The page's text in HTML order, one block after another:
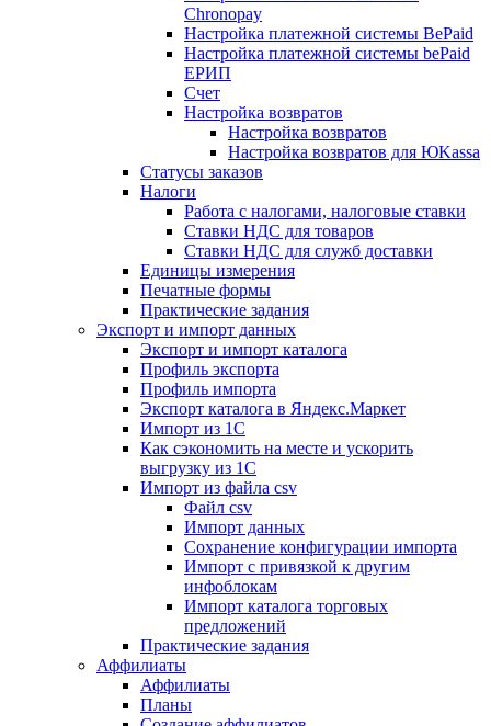
Chronopay
Настройка платежной системы BePaid
Настройка платежной системы bePaid
ЕРИП
Счет
Настройка возвратов
Настройка возвратов
Настройка возвратов для ЮKassa
Статусы заказов
Налоги
Работа с налогами, налоговые ставки
Ставки НДС для товаров
Ставки НДС для служб доставки
Единицы измерения
Печатные формы
Практические задания
Экспорт и импорт данных
Экспорт и импорт каталога
Профиль экспорта
Профиль импорта
Экспорт каталога в Яндекс.Маркет
Импорт из 1С
Как сэкономить на месте и ускорить
выгрузку из 1С
Импорт из файла csv
Файл csv
Импорт данных
Сохранение конфигурации импорта
Импорт с привязкой к другим
инфоблокам
Импорт каталога торговых
предложений
Практические задания
Аффилиаты
Аффилиаты
Планы